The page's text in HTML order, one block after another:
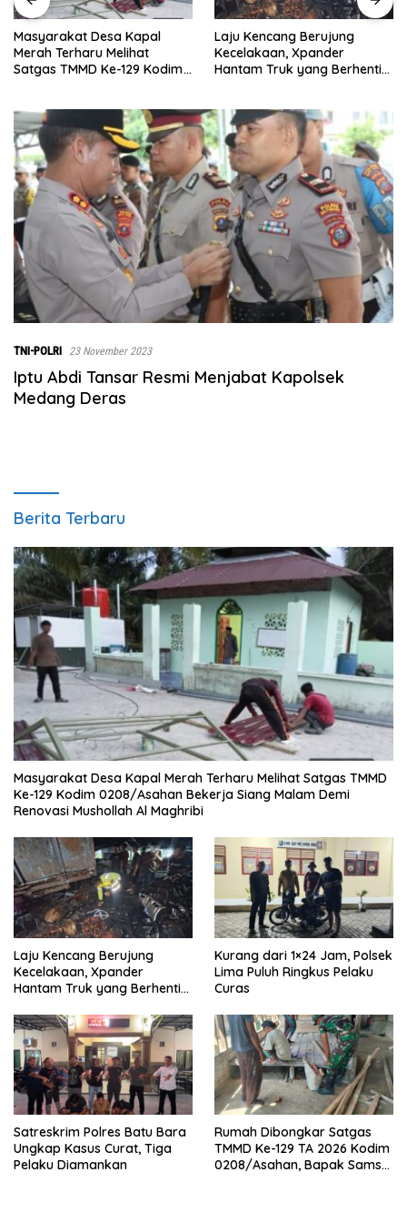
Masyarakat Desa Kapal
Merah Terharu Melihat
Satgas TMMD Ke-129 Kodim
Mushollah Al Maghribi
Laju Kencang Berujung
Kecelakaan, Xpander
Hantam Truk yang Berhenti
TNI-POLRI 23 November 2023
Iptu Abdi Tansar Resmi Menjabat Kapolsek
Medang Deras
Berita Terbaru
Masyarakat Desa Kapal Merah Terharu Melihat Satgas TMMD
Ke-129 Kodim 0208/Asahan Bekerja Siang Malam Demi
Renovasi Mushollah Al Maghribi
Laju Kencang Berujung
Kecelakaan, Xpander
Hantam Truk yang Berhenti
Kurang dari 1×24 Jam, Polsek
Lima Puluh Ringkus Pelaku
Curas
Satreskrim Polres Batu Bara
Ungkap Kasus Curat, Tiga
Pelaku Diamankan
Rumah Dibongkar Satgas
TMMD Ke-129 TA 2026 Kodim
0208/Asahan, Bapak Samsul